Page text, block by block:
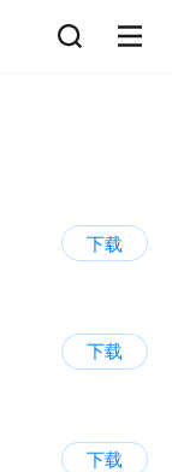
下载
下载
下载